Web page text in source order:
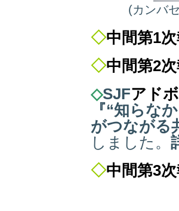
(カンバ
◇中間第1
◇中間第2
◇SJFアド
『“知らな
がつながる
しました 。
◇中間第3